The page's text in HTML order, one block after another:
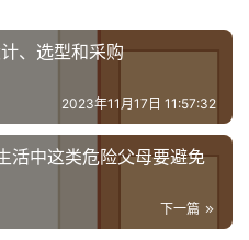
、选型和采购
2023年11月17日 11:57:32
活中这类危险父母要避免
下一篇